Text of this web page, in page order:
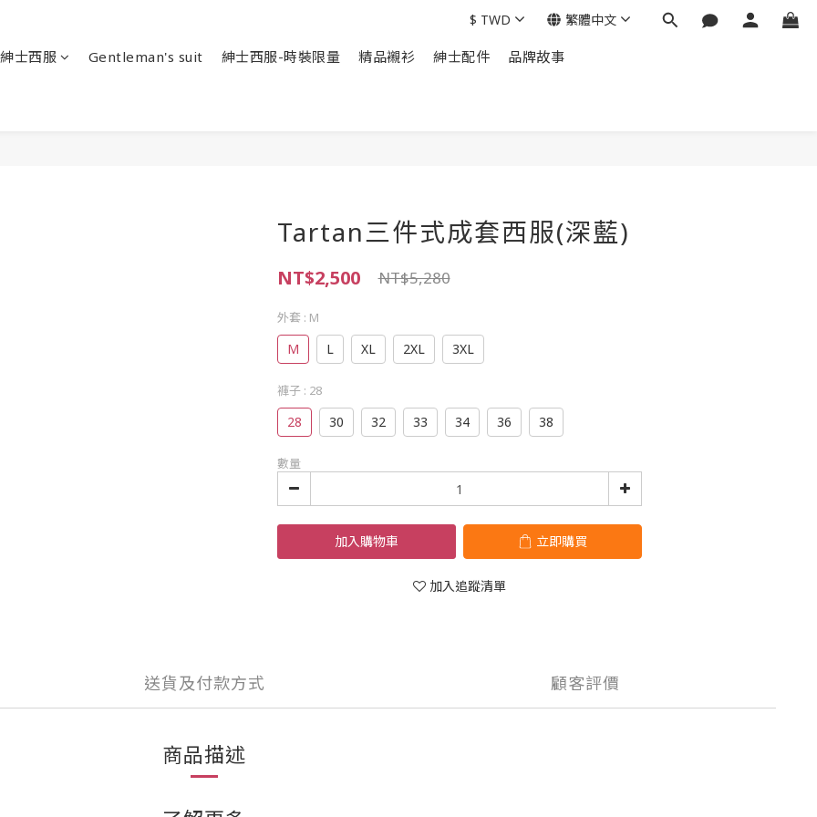
紳士西服 Gentleman's suit 紳士西服-時裝限量 精品襯衫 紳士配件 品牌故事
$ TWD 繁體中文
Tartan三件式成套西服(深藍)
NT$2,500 NT$5,280
外套 : M
M L XL 2XL 3XL
褲子 : 28
28 30 32 33 34 36 38
數量
加入購物車 立即購買
加入追蹤清單
送貨及付款方式 顧客評價
商品描述